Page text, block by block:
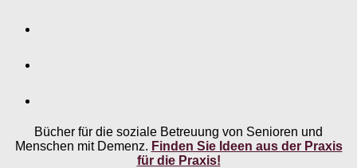
Bücher für die soziale Betreuung von Senioren und
Menschen mit Demenz. Finden Sie Ideen aus der Praxis
für die Praxis!